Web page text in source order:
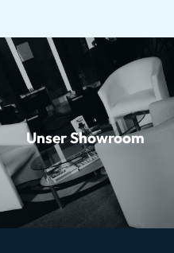
Unser Showroom